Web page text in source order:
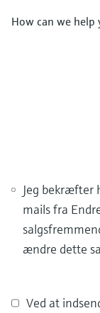
How can we help
Jeg bekræfter
mails fra
ændre dette
Ved at